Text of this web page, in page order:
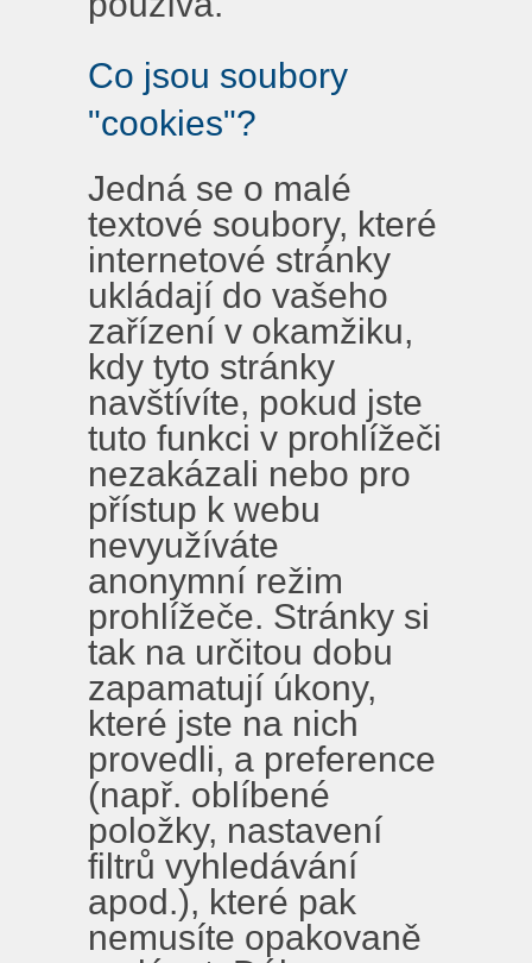
Co jsou soubory
"cookies"?
Jedná se o malé
textové soubory, které
internetové stránky
ukládají do vašeho
zařízení v okamžiku,
kdy tyto stránky
navštívíte, pokud jste
tuto funkci v prohlížeči
nezakázali nebo pro
přístup k webu
nevyužíváte
anonymní režim
prohlížeče. Stránky si
tak na určitou dobu
zapamatují úkony,
které jste na nich
provedli, a preference
(např. oblíbené
položky, nastavení
filtrů vyhledávání
apod.), které pak
nemusíte opakovaně